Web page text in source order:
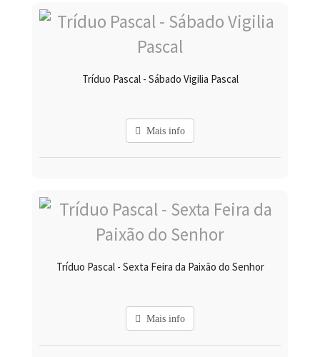
Tríduo Pascal - Sábado Vigilia Pascal
Mais info
Tríduo Pascal - Sexta Feira da Paixão do Senhor
Mais info